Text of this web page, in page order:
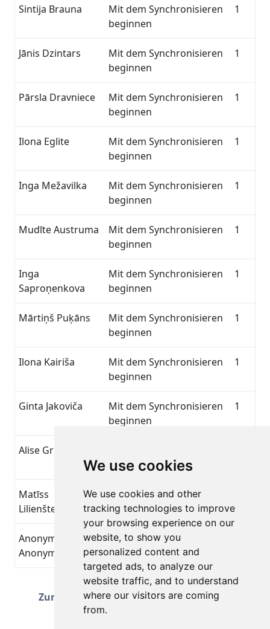
We use cookies
We use cookies and other
tracking technologies to improve
your browsing experience on our
website, to show you
personalized content and
targeted ads, to analyze our
website traffic, and to understand
where our visitors are coming
from.
Sintija Brauna
Mit dem Synchronisieren
beginnen
1
Jānis Dzintars
Mit dem Synchronisieren
beginnen
1
Pārsla Dravniece
Mit dem Synchronisieren
beginnen
1
Ilona Eglite
Mit dem Synchronisieren
beginnen
1
Inga Mežavilka
Mit dem Synchronisieren
beginnen
1
Mudīte Austruma
Mit dem Synchronisieren
beginnen
1
Inga
Saproņenkova
Mit dem Synchronisieren
beginnen
1
Mārtiņš Puķāns
Mit dem Synchronisieren
beginnen
1
Ilona Kairiša
Mit dem Synchronisieren
beginnen
1
Ginta Jakoviča
Mit dem Synchronisieren
beginnen
1
Alise Griķe
beginnen
Matīss
Lilienšteins
Mit dem Synchronisieren
beginnen
Anonymous
Anonymous
Mit dem Synchronisieren
beginnen
Zurück
Seite 2 von 51
Weiter